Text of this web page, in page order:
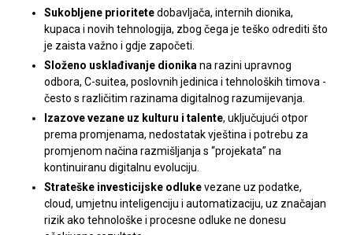
Sukobljene prioritetedobavljača, internih dionika,
kupaca i novih tehnologija, zbog čega je teško odrediti što
je zaista važno i gdje započeti.
Složeno usklađivanje dionika na razini upravnog
odbora, C-suitea, poslovnih jedinica i tehnoloških timova -
često s različitim razinama digitalnog razumijevanja.
Izazove vezane uz kulturu i talente, uključujući otpor
prema promjenama, nedostatak vještina i potrebu za
promjenom načina razmišljanja s “projekata” na
kontinuiranu digitalnu evoluciju.
Strateške investicijske odlukevezane uz podatke,
cloud, umjetnu inteligenciju i automatizaciju, uz značajan
rizik ako tehnološke i procesne odluke ne donesu